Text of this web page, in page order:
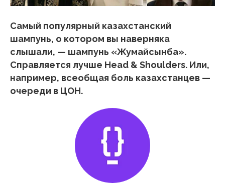
Самый популярный казахстанский
шампунь, о котором вы наверняка
слышали, — шампунь «Жумайсынба».
Справляется лучше Head & Shoulders. Или,
например, всеобщая боль казахстанцев —
очереди в ЦОН.